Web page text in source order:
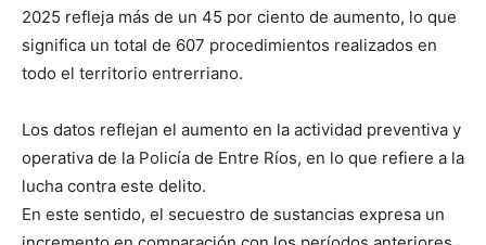
2025 refleja más de un 45 por ciento de aumento, lo que
significa un total de 607 procedimientos realizados en
todo el territorio entrerriano.
Los datos reflejan el aumento en la actividad preventiva y
operativa de la Policía de Entre Ríos, en lo que refiere a la
lucha contra este delito.
En este sentido, el secuestro de sustancias expresa un